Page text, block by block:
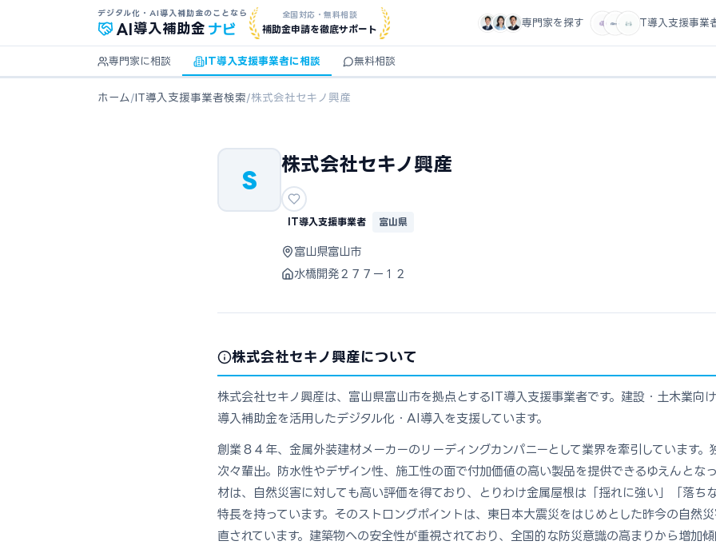
デジタル化・AI導入補助金のことなら
AI導入補助金 ナビ
全国対応・無料相談
補助金申請を徹底サポート
専門家を探す IT導入支援事業
専門家に相談 IT導入支援事業者に相談 無料相談
ホーム /IT導入支援事業者検索/株式会社セキノ興産
S
株式会社セキノ興産
IT導入支援事業者 富山県
富山県富山市
水橋開発２７７ー１２
株式会社セキノ興産について
株式会社セキノ興産は、富山県富山市を拠点とするIT導入支援事業者です。建設・土木業向
導入補助金を活用したデジタル化・AI導入を支援しています。
創業８４年、金属外装建材メーカーのリーディングカンパニーとして業界を牽引しています
次々輩出。防水性やデザイン性、施工性の面で付加価値の高い製品を提供できるゆえんとな
材は、自然災害に対しても高い評価を得ており、とりわけ金属屋根は「揺れに強い」「落ち
特長を持っています。そのストロングポイントは、東日本大震災をはじめとした昨今の自然
直されています。建築物への安全性が重視されており、全国的な防災意識の高まりから増加